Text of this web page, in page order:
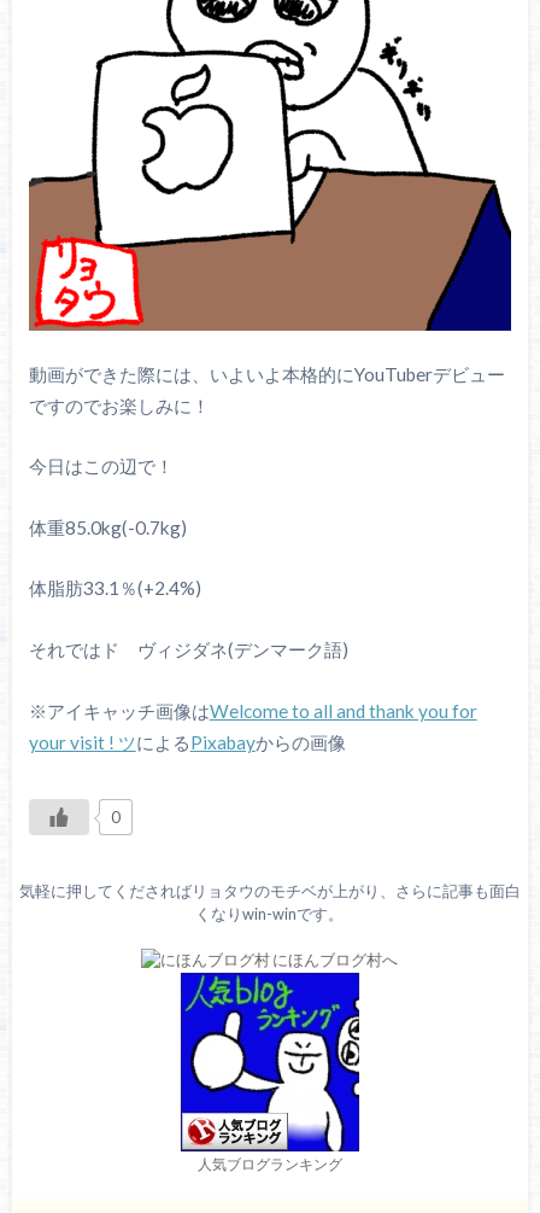
動画ができた際には、いよいよ本格的にYouTuberデビュー
ですのでお楽しみに！
今日はこの辺で！
体重85.0kg(-0.7kg)
体脂肪33.1％(+2.4%)
それではド ヴィジダネ(デンマーク語)
※アイキャッチ画像はWelcome to all and thank you for
your visit ! ツによるPixabayからの画像
0
気軽に押してくださればリョタウのモチベが上がり、さらに記事も面白
くなりwin-winです。
人気ブログランキング